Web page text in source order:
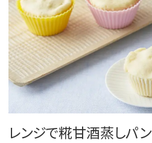
レンジで糀甘酒蒸しパン